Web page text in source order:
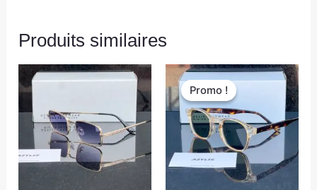
Produits similaires
Promo !
Promo !